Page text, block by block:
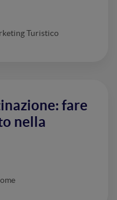
Turistico
fare
nella